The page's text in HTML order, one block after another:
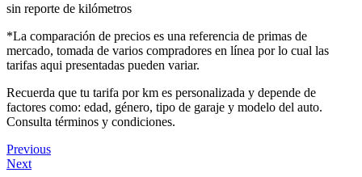
sin reporte de kilómetros
*La comparación de precios es una referencia de primas de
mercado, tomada de varios compradores en línea por lo cual las
tarifas aqui presentadas pueden variar.
Recuerda que tu tarifa por km es personalizada y depende de
factores como: edad, género, tipo de garaje y modelo del auto.
Consulta términos y condiciones.
Previous
Next